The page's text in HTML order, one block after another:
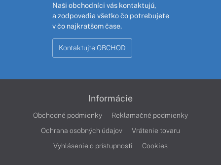
Naši obchodníci vás kontaktujú,
a zodpovedia všetko čo potrebujete
v čo najkratšom čase.
Kontaktujte OBCHOD
Informácie
Obchodné podmienky
Reklamačné podmienky
Ochrana osobných údajov
Vrátenie tovaru
Vyhlásenie o prístupnosti
Cookies